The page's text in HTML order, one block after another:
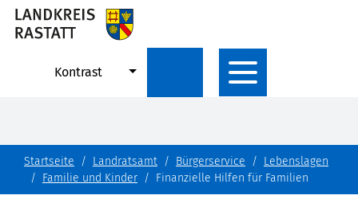
Kontrast
Startseite Landratsamt Bürgerservice
Lebenslagen
Familie und Kinder
Finanzielle Hilfen für Familien